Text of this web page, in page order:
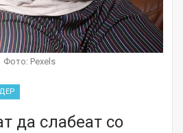
Фото: Pexels
да слабеат со